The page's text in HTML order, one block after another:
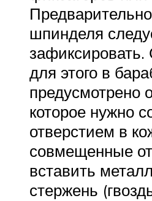
шпинделя
для этого в
предусмотрено
которое нужно
отверстием в
совмещенные
вставить
стержень